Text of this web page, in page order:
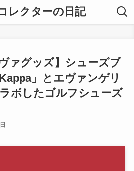
レクターの日記
ヴァグッズ】シューズブ
」とエヴァンゲリ
ボしたゴルフシューズ